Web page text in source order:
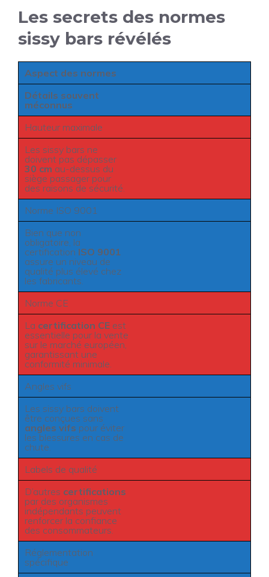
Les secrets des normes
sissy bars révélés
Aspect des normes
Détails souvent
méconnus
Hauteur maximale
Les sissy bars ne
doivent pas dépasser
30 cm au-dessus du
siège passager pour
des raisons de sécurité.
Norme ISO 9001
Bien que non
obligatoire, la
certification ISO 9001
assure un niveau de
qualité plus élevé chez
les fabricants.
Norme CE
La certification CE est
essentielle pour la vente
sur le marché européen,
garantissant une
conformité minimale.
Angles vifs
Les sissy bars doivent
être conçues sans
angles vifs pour éviter
les blessures en cas de
chute.
Labels de qualité
D’autres certifications
par des organismes
indépendants peuvent
renforcer la confiance
des consommateurs.
Réglementation
spécifique